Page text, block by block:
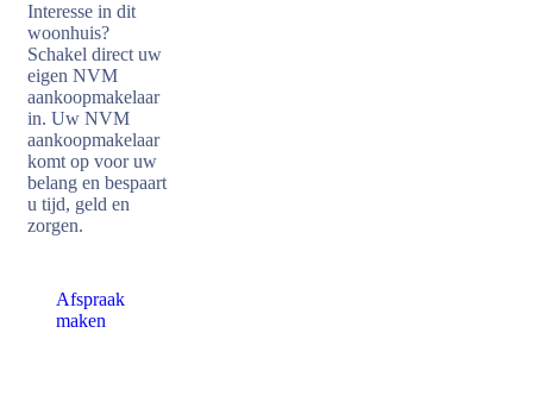
Interesse in dit
woonhuis?
Schakel direct uw
eigen NVM
aankoopmakelaar
in. Uw NVM
aankoopmakelaar
komt op voor uw
belang en bespaart
u tijd, geld en
zorgen.
Afspraak
maken